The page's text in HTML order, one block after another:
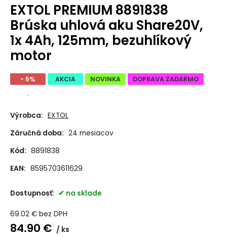
EXTOL PREMIUM 8891838
Brúska uhlová aku Share20V,
1x 4Ah, 125mm, bezuhlíkový
motor
- 5% AKCIA NOVINKA
DOPRAVA ZADARMO
.
Výrobca: EXTOL
Záručná doba: 24 mesiacov
Kód: 8891838
EAN: 8595703611629
Dostupnosť: na sklade
69.02€ bez DPH
84.90 €
ks